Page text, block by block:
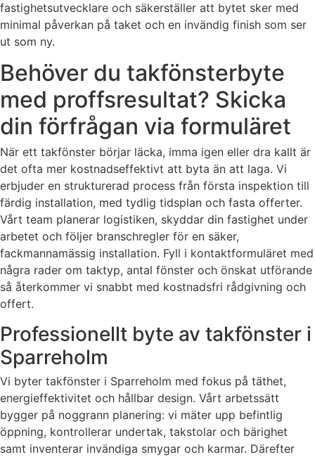
fastighetsutvecklare och säkerställer att bytet sker med
minimal påverkan på taket och en invändig finish som ser
ut som ny.
Behöver du takfönsterbyte
med proffsresultat? Skicka
din förfrågan via formuläret
När ett takfönster börjar läcka, imma igen eller dra kallt är
det ofta mer kostnadseffektivt att byta än att laga. Vi
erbjuder en strukturerad process från första inspektion till
färdig installation, med tydlig tidsplan och fasta offerter.
Vårt team planerar logistiken, skyddar din fastighet under
arbetet och följer branschregler för en säker,
fackmannamässig installation. Fyll i kontaktformuläret med
några rader om taktyp, antal fönster och önskat utförande
så återkommer vi snabbt med kostnadsfri rådgivning och
offert.
Professionellt byte av takfönster i
Sparreholm
Vi byter takfönster i Sparreholm med fokus på täthet,
energieffektivitet och hållbar design. Vårt arbetssätt
bygger på noggrann planering: vi mäter upp befintlig
öppning, kontrollerar undertak, takstolar och bärighet
samt inventerar invändiga smygar och karmar. Därefter